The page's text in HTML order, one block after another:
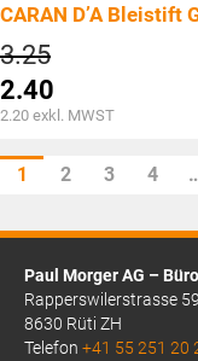
CARAN D’A Bleistift
3.25
war:
CHF3.25
2.40
Aktueller
ist:
CHF2.40.
2.20 exkl. MWST
1 2 3 4
Paul Morger AG –
Rapperswilerstrasse 59
8630 Rüti ZH
Telefon +41 55 251 20